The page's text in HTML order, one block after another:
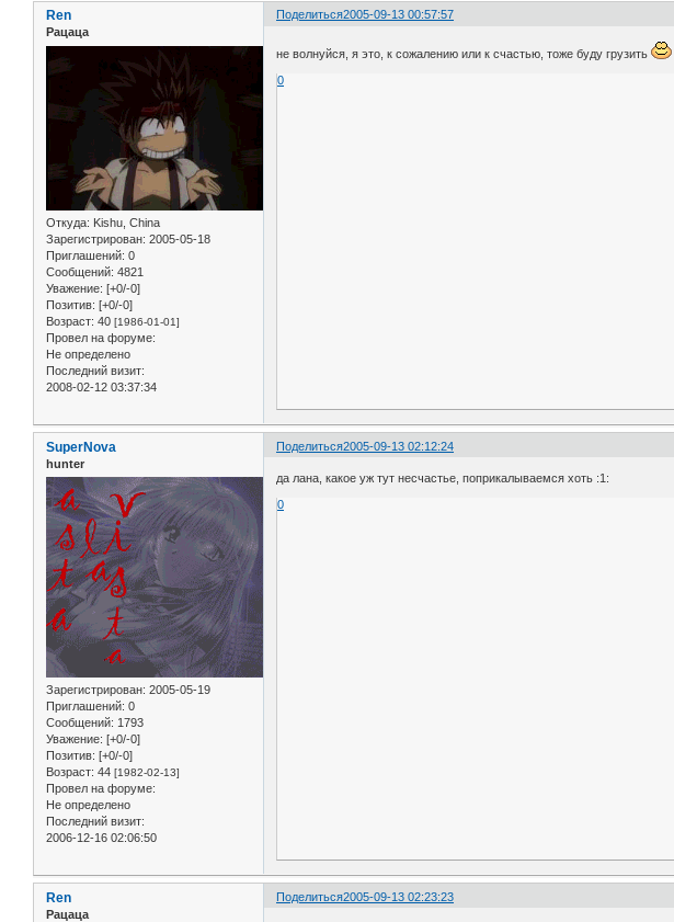
Поделиться2005-09-13 00:57:57
Ren
Рацаца
Откуда: Kishu, China
Зарегистрирован: 2005-05-18
Приглашений: 0
Сообщений: 4821
Уважение: [+0/-0]
Позитив: [+0/-0]
Возраст: 40 [1986-01-01]
Провел на форуме:
Не определено
Последний визит:
2008-02-12 03:37:34
не волнуйся, я это, к сожалению или к счастью, тоже буду грузить
0
Поделиться2005-09-13 02:12:24
SuperNova
hunter
Зарегистрирован: 2005-05-19
Приглашений: 0
Сообщений: 1793
Уважение: [+0/-0]
Позитив: [+0/-0]
Возраст: 44 [1982-02-13]
Провел на форуме:
Не определено
Последний визит:
2006-12-16 02:06:50
да лана, какое уж тут несчастье, поприкалываемся хоть :1:
0
Поделиться2005-09-13 02:23:23
Ren
Рацаца